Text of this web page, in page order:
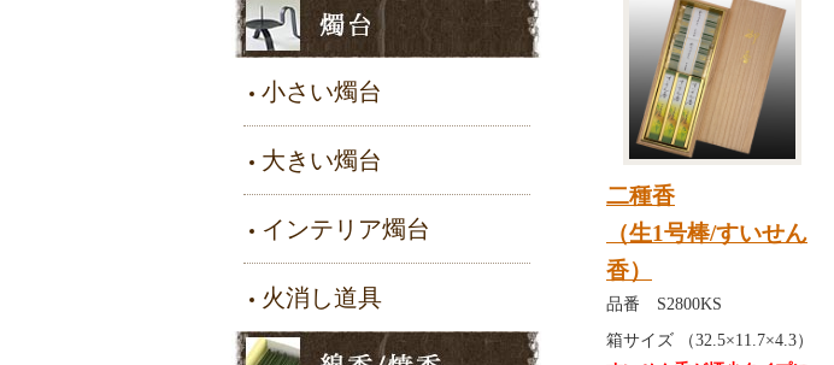
小さい燭台
大きい燭台
インテリア燭台
火消し道具
二種香
（生1号棒/すいせん
香）
品番 S2800KS
箱サイズ （32.5×11.7×4.3）